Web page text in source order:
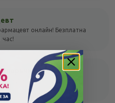
онлайн! Безплатна
час!
поръчка
покупка, без оглед на
продукти!